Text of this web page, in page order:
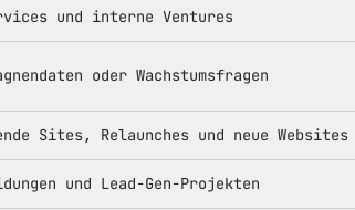
und interne Ventures
oder Wachstumsfragen
Sites, Relaunches und neue Websites
und Lead-Gen-Projekten